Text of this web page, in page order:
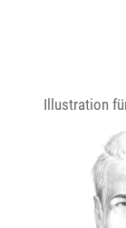
Illustration